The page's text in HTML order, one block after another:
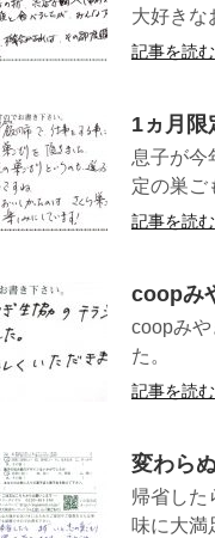
大好きな
記事を読む
1ヵ月限
息子が今
定の巣ご
記事を読む
coopみ
coopみ
記事を読む
変わら
帰省した
味に